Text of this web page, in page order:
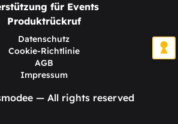
für Events
Produktrückruf
Datenschutz
Cookie-Richtlinie
AGB
Impressum
— All rights reserved